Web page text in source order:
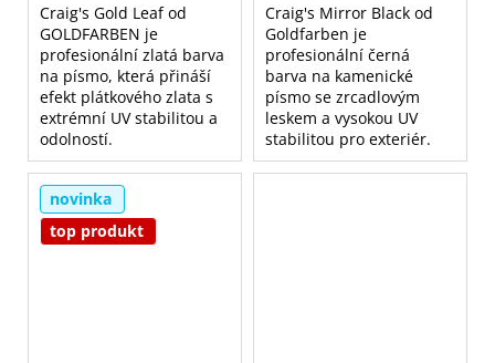
Craig's Gold Leaf od
GOLDFARBEN je
profesionální zlatá barva
na písmo, která přináší
efekt plátkového zlata s
extrémní UV stabilitou a
odolností.
Craig's Mirror Black od
Goldfarben je
profesionální černá
barva na kamenické
písmo se zrcadlovým
leskem a vysokou UV
stabilitou pro exteriér.
novinka
top produkt